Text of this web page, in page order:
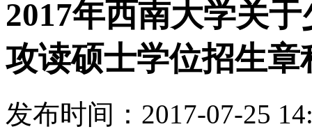
2017年西南大学关
攻读硕士学位招生章
发布时间：2017-07-25